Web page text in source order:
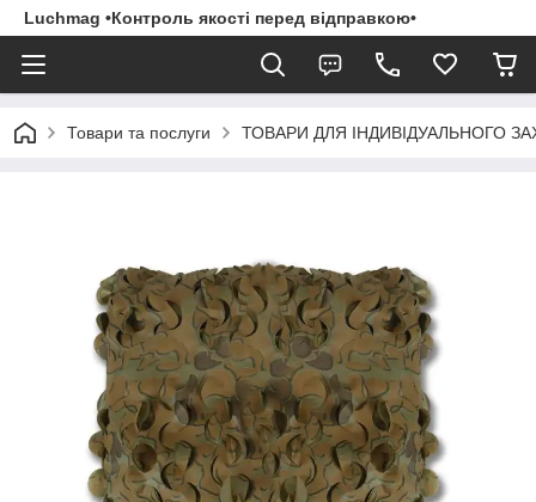
Luchmag •Контроль якості перед відправкою•
Товари та послуги ТОВАРИ ДЛЯ ІНДИВІДУАЛЬНОГО